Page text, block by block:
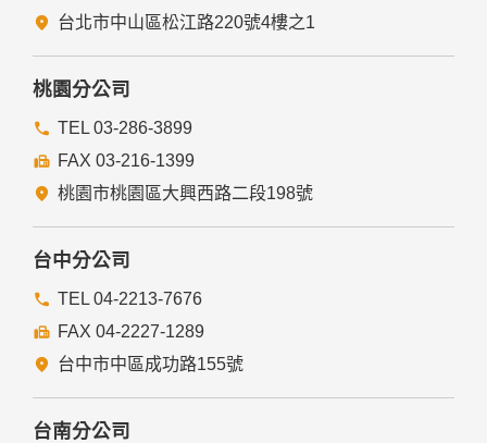
五、與第三人共用個人資料之政策
本網站絕不會提供、交換、出租或出售任何您的個人資料給其
他個人、團體、私人企業或公務機關，但有法律依據或合約義
務者，不在此限。
前項但書之情形包括不限於：
經由您書面同意。
法律明文規定。
與公務機關或學術研究機構合作，基於公共利益為統計或學術
研究而有必要，且資料經過提供者處理或蒐集者依其揭露方式
無從識別特定之當事人。
當您在網站的行為，違反服務條款或可能損害或妨礙網站與其
揭露您的個人資料是為了辨識、聯絡或採取法律行動所必要
者。
本網站委託廠商協助蒐集、處理或利用您的個人資料時，將對
委外廠商或個人善盡監督管理之責。
台北市中山區松江路220號4樓之1
桃園分公司
TEL 03-286-3899
FAX 03-216-1399
桃園市桃園區大興西路二段198號
台中分公司
TEL 04-2213-7676
FAX 04-2227-1289
台中市中區成功路155號
台南分公司